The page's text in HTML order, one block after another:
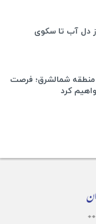
۱۳ساله؛ از دل آب تا سکوی
شمالشرق؛ فرصت
کرد